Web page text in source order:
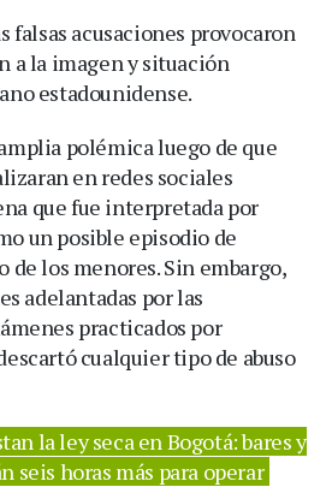
falsas acusaciones provocaron
a la imagen y situación
estadounidense.
polémica luego de que
en redes sociales
que fue interpretada por
un posible episodio de
los menores. Sin embargo,
adelantadas por las
practicados por
cualquier tipo de abuso
la ley seca en Bogotá: bares y
seis horas más para operar